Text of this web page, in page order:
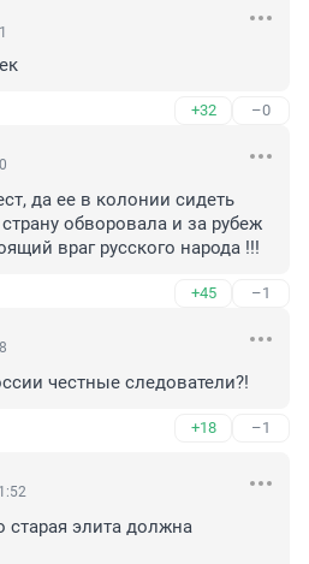
+32 –0
да ее в колонии сидеть
обворовала и за рубеж
враг русского народа !!!
+45 –1
честные следователи?!
+18 –1
старая элита должна